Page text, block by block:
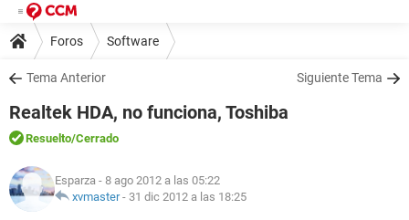
Foros Software
Tema Anterior Siguiente Tema
Realtek HDA, no funciona, Toshiba
Resuelto/Cerrado
Esparza - 8 ago 2012 a las 05:22
xvmaster- 31 dic 2012 a las 18:25